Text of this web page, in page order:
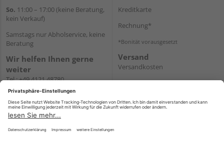
So. 11:00 – 17:00 (keine Beratung,
kein Verkauf)
Samstags nur Abholservice, keine
Beratung
Wir helfen Ihnen gerne
weiter
Tel.:+49 4121 48780
E-Mail:onlineshop@holz-
WhatsApp
Kreditkarte
Rechnung*
*Bonität vorausgesetzt
Versand
Versandkosten